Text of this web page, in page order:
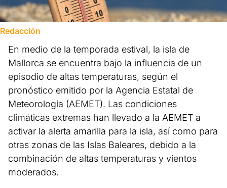
Redacción
En medio de la temporada estival, la isla de
Mallorca se encuentra bajo la influencia de un
episodio de altas temperaturas, según el
pronóstico emitido por la Agencia Estatal de
Meteorología (AEMET). Las condiciones
climáticas extremas han llevado a la AEMET a
activar la alerta amarilla para la isla, así como para
otras zonas de las Islas Baleares, debido a la
combinación de altas temperaturas y vientos
moderados.